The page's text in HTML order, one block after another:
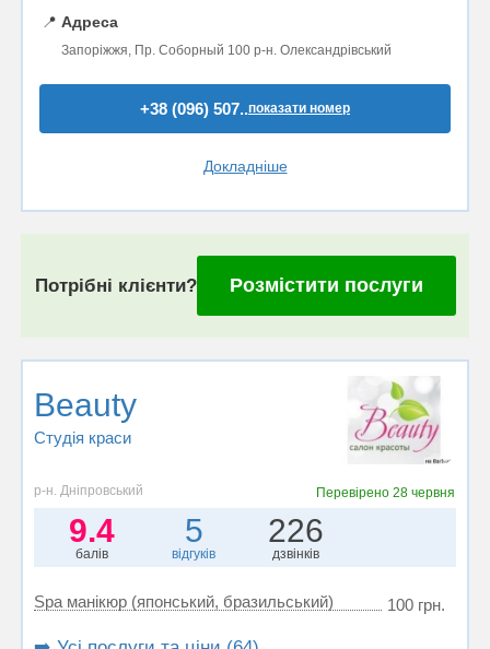
📍 Адреса
Запоріжжя, Пр. Соборный 100 р-н. Олександрівський
+38 (096) 507..показати номер
Докладніше
Потрібні клієнти? Розмістити послуги
Beauty
Студія краси
р-н. Дніпровський Перевірено28 червня
9.4
балів
5
відгуків
226
дзвінків
Spa манікюр (японський, бразильський) 100 грн.